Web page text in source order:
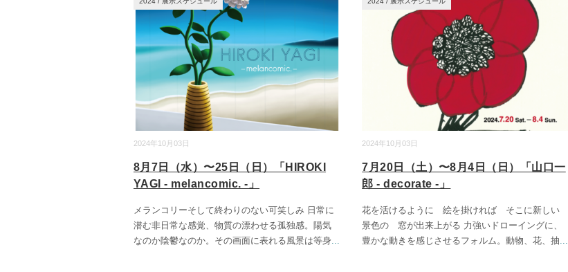
2024年10月03日
8月7日（水）〜25日（日）「HIROKI
YAGI - melancomic. -」
メランコリーそして終わりのない可笑しみ 日常に
潜む非日常な感覚、物質の漂わせる孤独感。陽気
なのか陰鬱なのか。その画面に表れる風景は等身...
2024年10月03日
7月20日（土）〜8月4日（日）「山口一
郎 - decorate -」
花を活けるように 絵を掛ければ そこに新しい
景色の 窓が出来上がる 力強いドローイングに、
豊かな動きを感じさせるフォルム。動物、花、抽...